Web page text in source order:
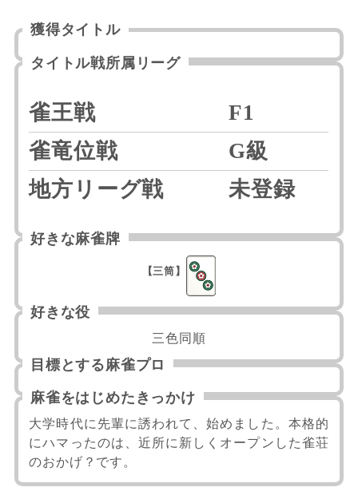
獲得タイトル
タイトル戦所属リーグ
雀王戦
F1
雀竜位戦
G級
地方リーグ戦
未登録
好きな麻雀牌
【三筒】
好きな役
三色同順
目標とする麻雀プロ
麻雀をはじめたきっかけ
大学時代に先輩に誘われて、始めました。本格的
にハマったのは、近所に新しくオープンした雀荘
のおかげ？です。